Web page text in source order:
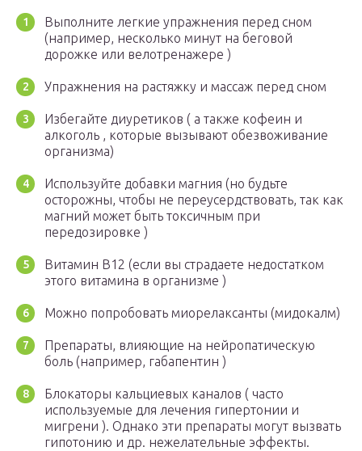
Выполните легкие упражнения перед сном
(например, несколько минут на беговой
дорожке или велотренажере )
Упражнения на растяжку и массаж перед сном
Избегайте диуретиков ( а также кофеин и
алкоголь , которые вызывают обезвоживание
организма)
Используйте добавки магния (но будьте
осторожны, чтобы не переусердствовать, так как
магний может быть токсичным при
передозировке )
Витамин В12 (если вы страдаете недостатком
этого витамина в организме )
Можно попробовать миорелаксанты (мидокалм)
Препараты, влияющие на нейропатическую
боль (например, габапентин )
Блокаторы кальциевых каналов ( часто
используемые для лечения гипертонии и
мигрени ). Однако эти препараты могут вызвать
гипотонию и др. нежелательные эффекты.